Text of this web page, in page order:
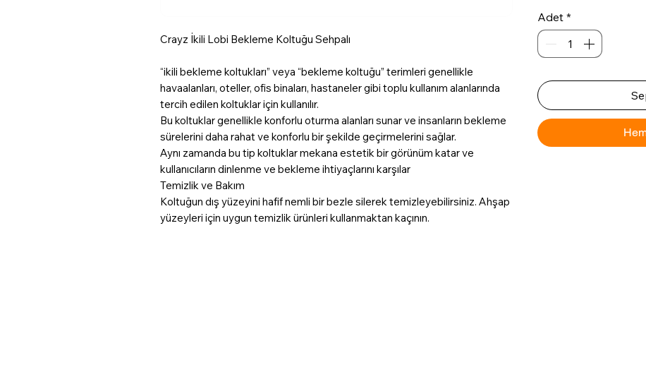
Crayz İkili Lobi Bekleme Koltuğu Sehpalı
“ikili bekleme koltukları” veya “bekleme koltuğu” terimleri genellikle
havaalanları, oteller, ofis binaları, hastaneler gibi toplu kullanım alanlarında
tercih edilen koltuklar için kullanılır.
Bu koltuklar genellikle konforlu oturma alanları sunar ve insanların bekleme
sürelerini daha rahat ve konforlu bir şekilde geçirmelerini sağlar.
Aynı zamanda bu tip koltuklar mekana estetik bir görünüm katar ve
kullanıcıların dinlenme ve bekleme ihtiyaçlarını karşılar
Temizlik ve Bakım
Koltuğun dış yüzeyini hafif nemli bir bezle silerek temizleyebilirsiniz. Ahşap
yüzeyleri için uygun temizlik ürünleri kullanmaktan kaçının.
Adet *